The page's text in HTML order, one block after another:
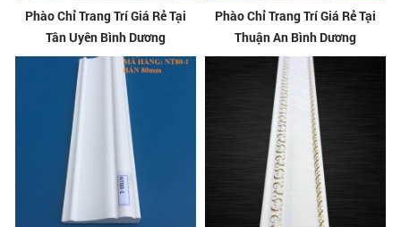
Phào Chỉ Trang Trí Giá Rẻ Tại
Tân Uyên Bình Dương
Phào Chỉ Trang Trí Giá Rẻ Tại
Thuận An Bình Dương